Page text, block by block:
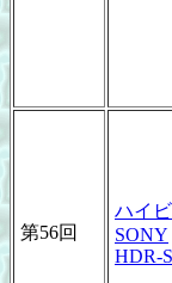
第56回
ハイ
SONY
HDR-